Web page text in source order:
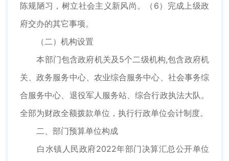
陈规陋习，树立社会主义新风尚。（6）完成上级政
府交办的其它事项。
（二）机构设置
本部门包含政府机关及5个二级机构,包含政府机
关、政务服务中心、农业综合服务中心、社会事务综
合服务中心、退役军人服务站、综合行政执法大队。
全部为财政全额拨款单位，执行行政单位会计制度。
二、部门预算单位构成
白水镇人民政府2022年部门决算汇总公开单位